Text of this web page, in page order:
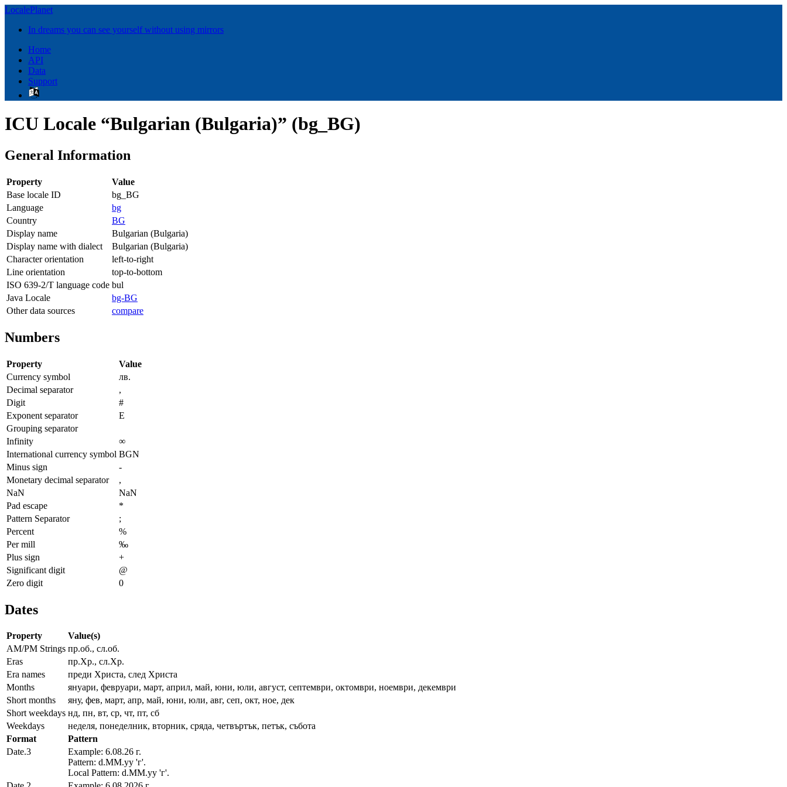
LocalePlanet
In dreams you can see yourself without using mirrors
Home
API
Data
Support
ICU Locale “Bulgarian (Bulgaria)” (bg_BG)
General Information
Property
Value
Base locale ID
bg_BG
Language
bg
Country
BG
Display name
Bulgarian (Bulgaria)
Display name with dialect
Bulgarian (Bulgaria)
Character orientation
left-to-right
Line orientation
top-to-bottom
ISO 639-2/T language code bul
Java Locale
bg-BG
Other data sources
compare
Numbers
Property
Value
Currency symbol
лв.
Decimal separator
,
Digit
#
Exponent separator
E
Grouping separator
Infinity
∞
International currency symbol BGN
Minus sign
-
Monetary decimal separator
,
NaN
NaN
Pad escape
*
Pattern Separator
;
Percent
%
Per mill
‰
Plus sign
+
Significant digit
@
Zero digit
0
Dates
Property
Value(s)
AM/PM Strings пр.об., сл.об.
Eras
пр.Хр., сл.Хр.
Era names
преди Христа, след Христа
Months
януари, февруари, март, април, май, юни, юли, август, септември, октомври, ноември, декември
Short months
яну, фев, март, апр, май, юни, юли, авг, сеп, окт, ное, дек
Short weekdays нд, пн, вт, ср, чт, пт, сб
Weekdays
неделя, понеделник, вторник, сряда, четвъртък, петък, събота
Format
Pattern
Date.3
Example: 6.08.26 г.
Pattern: d.MM.yy 'г'.
Local Pattern: d.MM.yy 'г'.